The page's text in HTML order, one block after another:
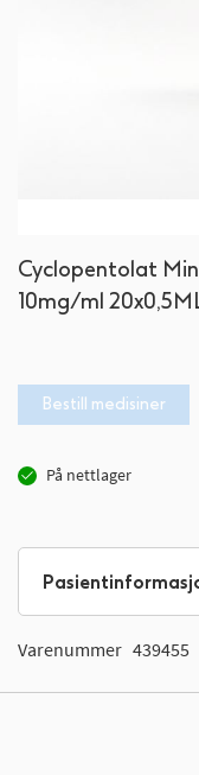
Cyclopentolat
10mg/ml
Bestill medisiner
På nettlager
til
begynnelsen
Varenummer 439455